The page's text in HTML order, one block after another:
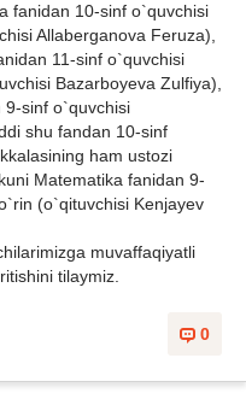
fanidan 10-sinf o`quvchisi
Allaberganova Feruza),
11-sinf o`quvchisi
Bazarboyeva Zulfiya),
9-sinf o`quvchisi
shu fandan 10-sinf
ham ustozi
Matematika fanidan 9-
(o`qituvchisi Kenjayev
muvaffaqiyatli
tilaymiz.
0